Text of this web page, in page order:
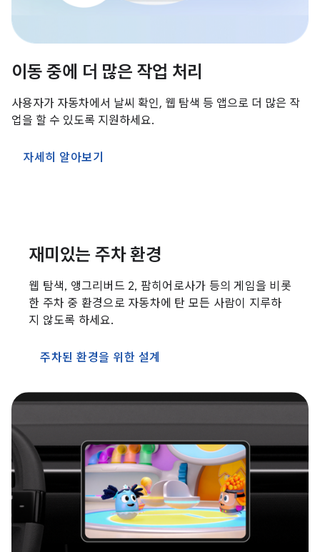
이동 중에 더 많은 작업 처리
사용자가 자동차에서 날씨 확인, 웹 탐색 등 앱으로 더 많은 작
업을 할 수 있도록 지원하세요.
자세히 알아보기
재미있는 주차 환경
웹 탐색, 앵그리버드 2, 팜히어로사가 등의 게임을 비롯
한 주차 중 환경으로 자동차에 탄 모든 사람이 지루하
지 않도록 하세요.
주차된 환경을 위한 설계